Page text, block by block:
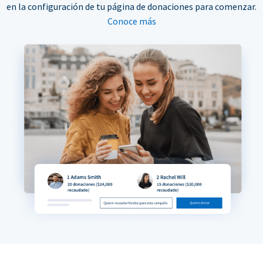
en la configuración de tu página de donaciones para comenzar.
Conoce más